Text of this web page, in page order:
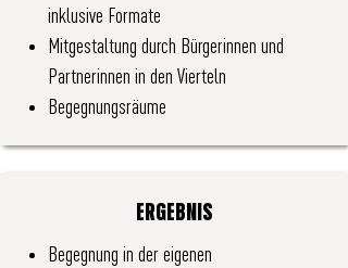
inklusive Formate
Mitgestaltung durch Bürgerinnen und
Partnerinnen in den Vierteln
Begegnungsräume
ERGEBNIS
Begegnung in der eigenen